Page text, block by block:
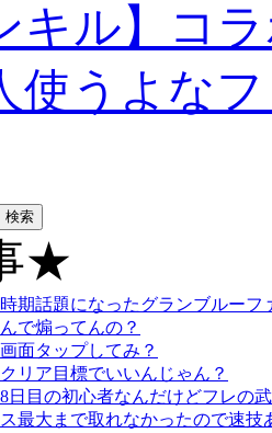
キル】コ
使うよな
★
期話題になったグランブルー
で煽ってんの？
面タップしてみ？
リア目標でいいんじゃん？
日目の初心者なんだけどフレの
最大まで取れなかったので速